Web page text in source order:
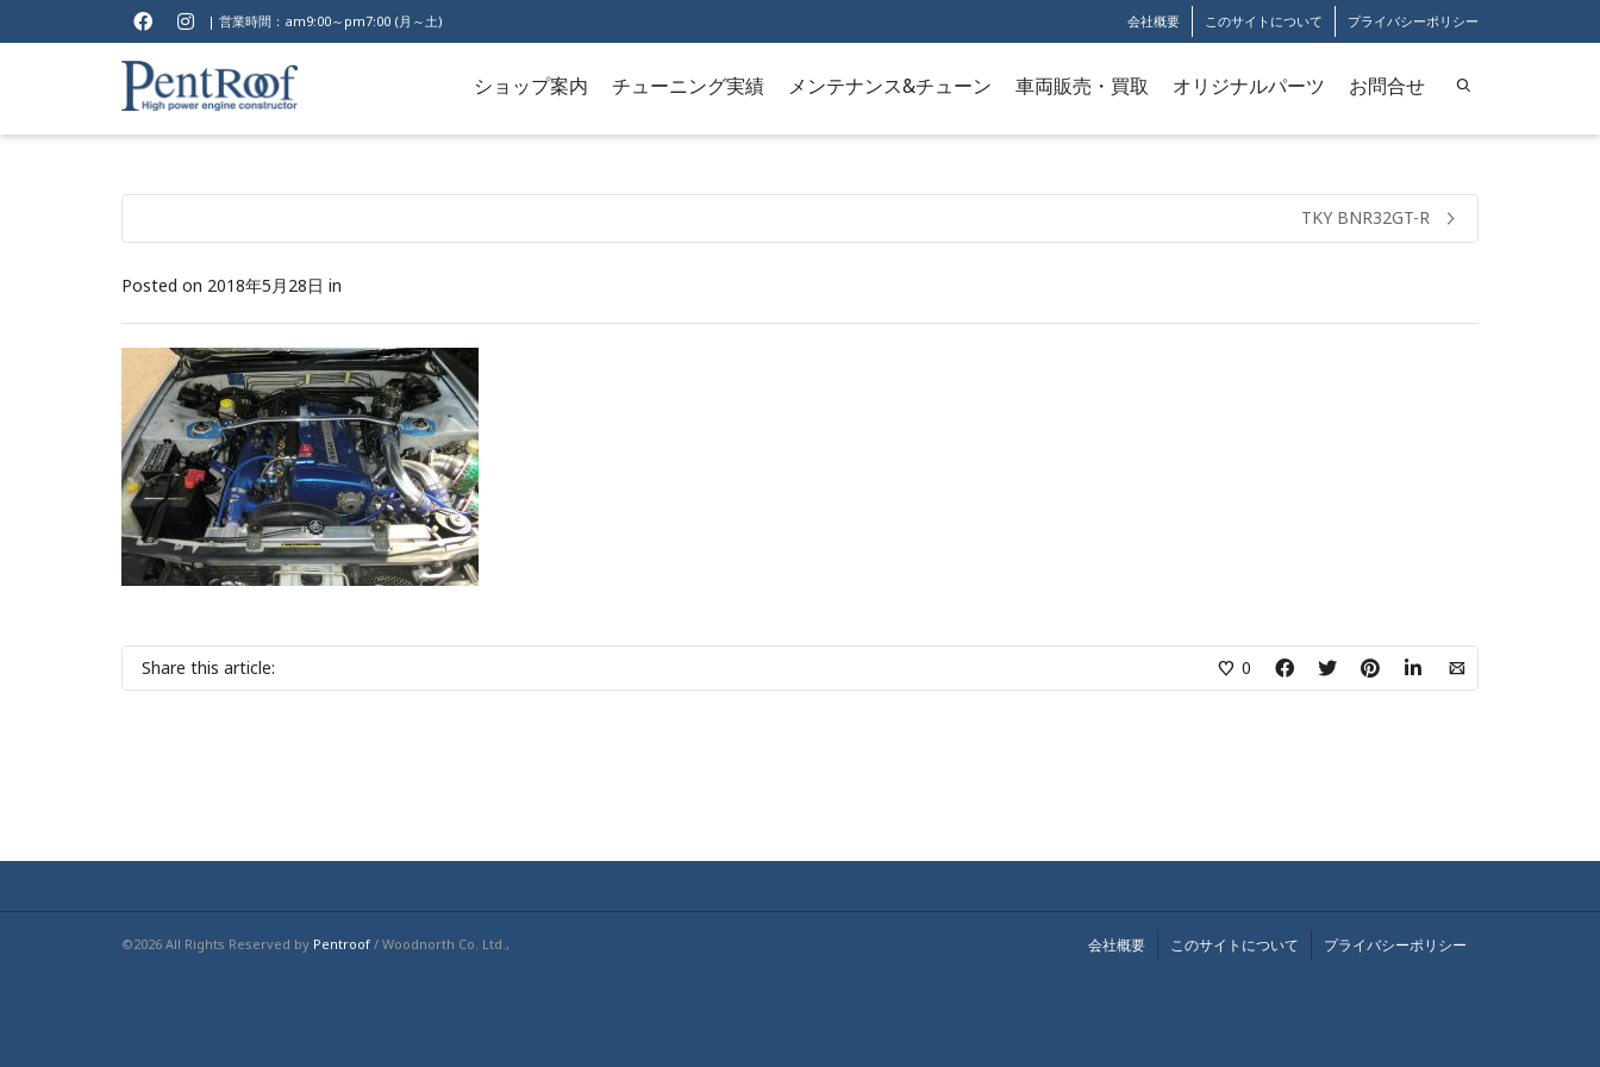
| 営業時間：am9:00～pm7:00 (月～土) 会社概要 このサイトについて プライバシーポリシー
ショップ案内 チューニング実績 メンテナンス&チューン 車両販売・買取 オリジナルパーツ お問合せ
TKY BNR32GT-R
Posted on 2018年5月28日 in
Share this article: 0
©2026 All Rights Reserved by Pentroof / Woodnorth Co. Ltd., 会社概要 このサイトについて プライバシーポリシー